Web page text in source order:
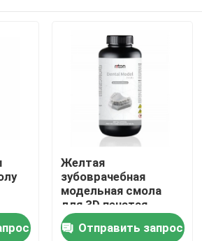
Желтая
зубоврачебная
модельная смола
для 3D печатая
высокую точность
Resina Biocompatible
Отправить запрос